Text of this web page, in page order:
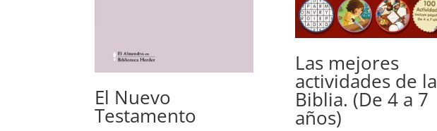
El Nuevo
Testamento
Las mejores
actividades de la
Biblia. (De 4 a 7
años)